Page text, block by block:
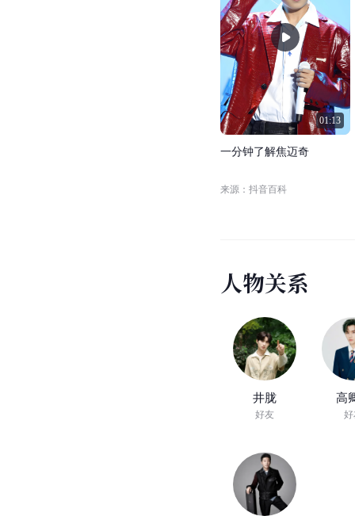
01:13
一分钟了解焦迈奇
来源：抖音百科
人物关系
井胧
好友
高